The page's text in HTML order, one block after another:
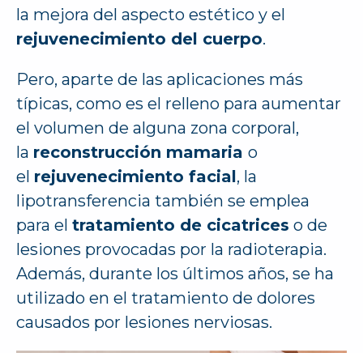
la mejora del aspecto estético y el
rejuvenecimiento del cuerpo.
Pero, aparte de las aplicaciones más
típicas, como es el relleno para aumentar
el volumen de alguna zona corporal,
la reconstrucción mamaria o
el rejuvenecimiento facial, la
lipotransferencia también se emplea
para el tratamiento de cicatrices o de
lesiones provocadas por la radioterapia.
Además, durante los últimos años, se ha
utilizado en el tratamiento de dolores
causados por lesiones nerviosas.